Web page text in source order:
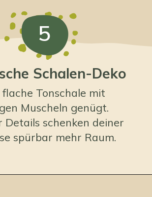
5
Schalen-Deko
flache Tonschale mit
Muscheln genügt.
Details schenken deiner
spürbar mehr Raum.